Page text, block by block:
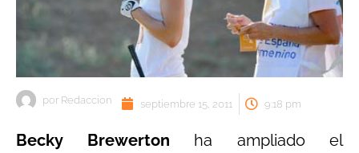
por Redaccion septiembre 15, 2011 9:18 pm
Becky Brewerton ha ampliado el